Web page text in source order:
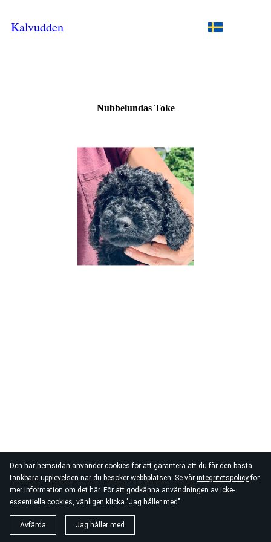
Den här hemsidan använder cookies för att garantera att du får den bästa
tänkbara upplevelsen när du besöker webbplatsen. Se vår integritetspolicyför
mer information om det här. För att godkänna användningen av icke-
essentiella cookies, vänligen klicka "Jag håller med"
Avfärda Jag håller med
Kalvudden
Nubbelundas Toke